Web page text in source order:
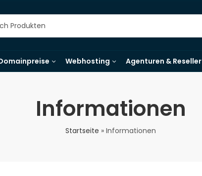
Webhosting Agenturen & Reseller
Informationen
Startseite »Informationen